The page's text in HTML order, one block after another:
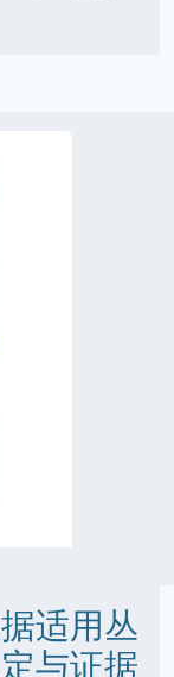
适用丛
与证据